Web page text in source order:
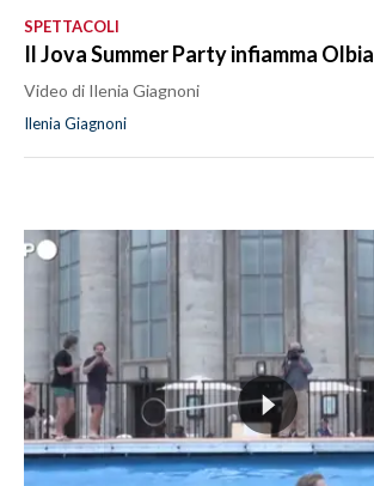
SPETTACOLI
Il Jova Summer Party infiamma Olbia
Video di Ilenia Giagnoni
Ilenia Giagnoni